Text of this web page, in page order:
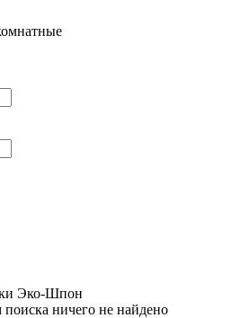
Эко-Шпон
ничего не найдено